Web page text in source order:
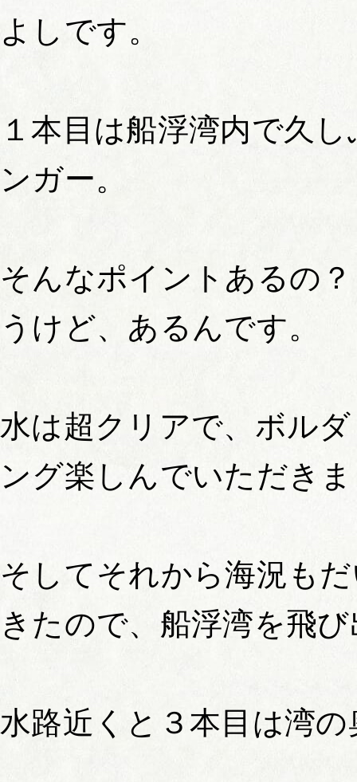
よしです。
１本目は船浮湾内で久
ンガー。
そんなポイントあるの
うけど、あるんです。
水は超クリアで、ボル
ング楽しんでいただき
そしてそれから海況も
きたので、船浮湾を飛
水路近くと３本目は湾の